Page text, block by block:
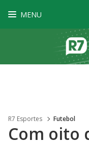
MENU
R7 Esportes Futebol
Com oito